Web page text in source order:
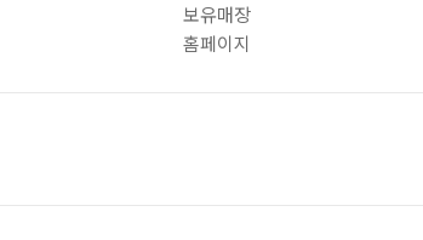
보유매장
홈페이지